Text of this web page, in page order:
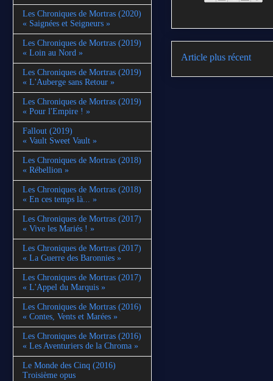
Article plus récent
Les Chroniques de Mortras (2020)
« Saignées et Seigneurs »
Les Chroniques de Mortras (2019)
« Loin au Nord »
Les Chroniques de Mortras (2019)
« L'Auberge sans Retour »
Les Chroniques de Mortras (2019)
« Pour l'Empire ! »
Fallout (2019)
« Vault Sweet Vault »
Les Chroniques de Mortras (2018)
« Rébellion »
Les Chroniques de Mortras (2018)
« En ces temps là... »
Les Chroniques de Mortras (2017)
« Vive les Mariés ! »
Les Chroniques de Mortras (2017)
« La Guerre des Baronnies »
Les Chroniques de Mortras (2017)
« L'Appel du Marquis »
Les Chroniques de Mortras (2016)
« Contes, Vents et Marées »
Les Chroniques de Mortras (2016)
« Les Aventuriers de la Chroma »
Le Monde des Cinq (2016)
Troisième opus